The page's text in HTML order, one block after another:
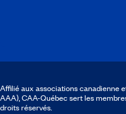
Affilié aux associations canadienne
AAA), CAA-Québec sert les
droits réservés.